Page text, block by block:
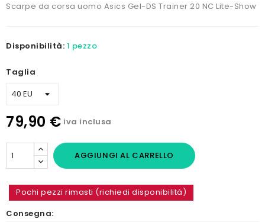
Scarpe da corsa uomo Asics Gel-DS Trainer 20 NC Lite-Show
Disponibilità: 1 pezzo
Taglia
79,90 € iva inclusa
AGGIUNGI AL CARRELLO
Pochi pezzi rimasti (richiedi disponibilità)
Consegna: